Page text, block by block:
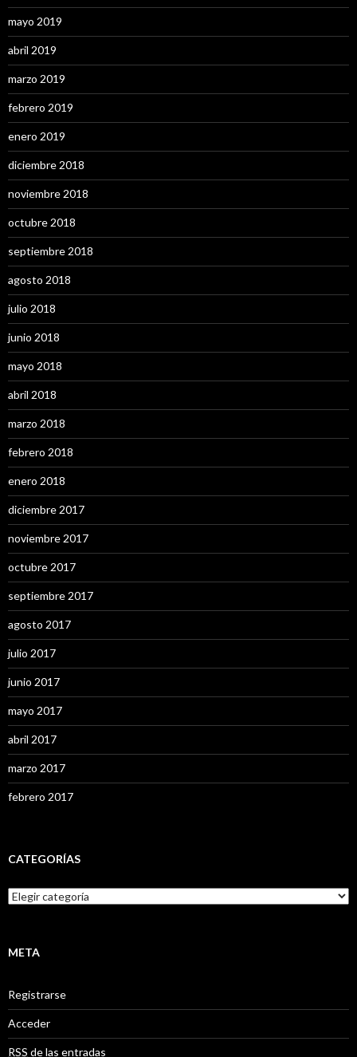
mayo 2019
abril 2019
marzo 2019
febrero 2019
enero 2019
diciembre 2018
noviembre 2018
octubre 2018
septiembre 2018
agosto 2018
julio 2018
junio 2018
mayo 2018
abril 2018
marzo 2018
febrero 2018
enero 2018
diciembre 2017
noviembre 2017
octubre 2017
septiembre 2017
agosto 2017
julio 2017
junio 2017
mayo 2017
abril 2017
marzo 2017
febrero 2017
CATEGORÍAS
C
a
g
í
a
s
META
Registrarse
Acceder
RSS de las entradas